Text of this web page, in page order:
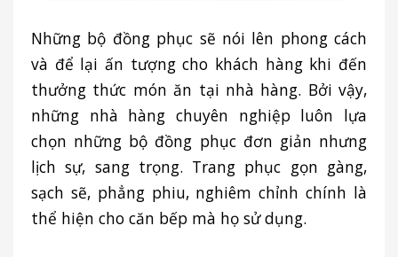
Những bộ đồng phục sẽ nói lên phong cách
và để lại ấn tượng cho khách hàng khi đến
thưởng thức món ăn tại nhà hàng. Bởi vậy,
những nhà hàng chuyên nghiệp luôn lựa
chọn những bộ đồng phục đơn giản nhưng
lịch sự, sang trọng. Trang phục gọn gàng,
sạch sẽ, phẳng phiu, nghiêm chỉnh chính là
thể hiện cho căn bếp mà họ sử dụng.